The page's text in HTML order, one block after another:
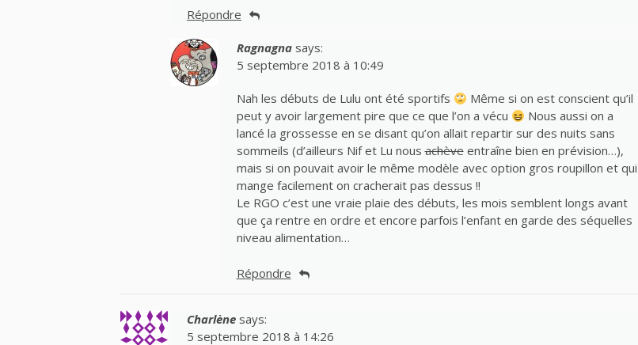
Répondre
Ragnagna says:
5 septembre 2018 à 10:49
Nah les débuts de Lulu ont été sportifs
Même si on est conscient qu’il
peut y avoir largement pire que ce que l’on a vécu
Nous aussi on a
lancé la grossesse en se disant qu’on allait repartir sur des nuits sans
sommeils (d’ailleurs Nif et Lu nousachèveentraîne bien en prévision…),
mais si on pouvait avoir le même modèle avec option gros roupillon et qui
mange facilement on cracherait pas dessus !!
Le RGO c’est une vraie plaie des débuts, les mois semblent longs avant
que ça rentre en ordre et encore parfois l’enfant en garde des séquelles
niveau alimentation…
Répondre
Charlène says:
5 septembre 2018 à 14:26